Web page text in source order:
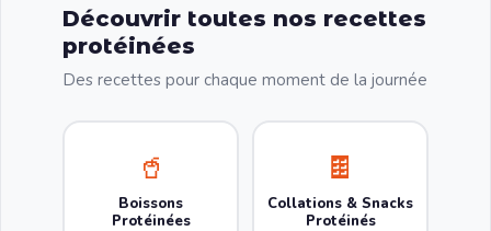
Découvrir toutes nos recettes
protéinées
Des recettes pour chaque moment de la journée
🥤
Boissons
Protéinées
🍫
Collations & Snacks
Protéinés